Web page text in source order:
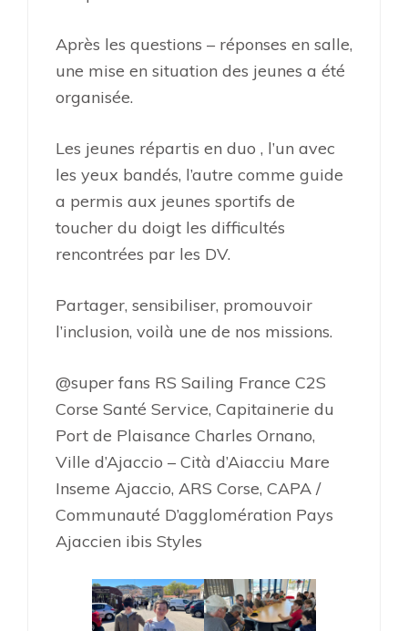
Après les questions – réponses en salle,
une mise en situation des jeunes a été
organisée.
Les jeunes répartis en duo , l’un avec
les yeux bandés, l’autre comme guide
a permis aux jeunes sportifs de
toucher du doigt les difficultés
rencontrées par les DV.
Partager, sensibiliser, promouvoir
l’inclusion, voilà une de nos missions.
@super fans RS Sailing France C2S
Corse Santé Service, Capitainerie du
Port de Plaisance Charles Ornano,
Ville d’Ajaccio – Cità d’Aiacciu Mare
Inseme Ajaccio, ARS Corse, CAPA /
Communauté D’agglomération Pays
Ajaccien ibis Styles